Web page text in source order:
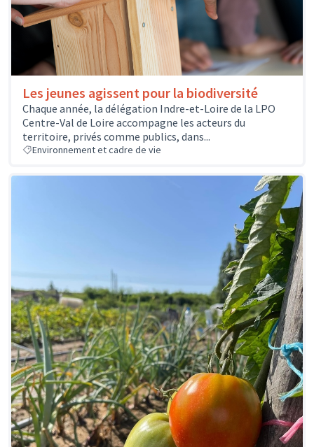
Les jeunes agissent pour la biodiversité
Chaque année, la délégation Indre-et-Loire de la LPO
Centre-Val de Loire accompagne les acteurs du
territoire, privés comme publics, dans...
Environnement et cadre de vie